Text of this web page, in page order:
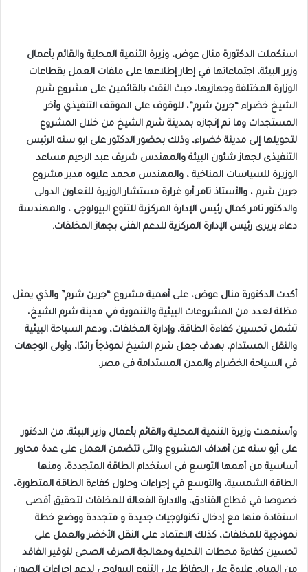
استكملت الدكتورة منال عوض، وزيرة التنمية المحلية والقائم بأعمال
وزير البيئة، اجتماعاتها في إطار إطلاعها على ملفات العمل بقطاعات
الوزارة المختلفة وجهازيها، حيث التقت بالقائمين على مشروع شرم
الشيخ خضراء “جرين شرم”، للوقوف على الموقف التنفيذي وآخر
المستجدات وما تم إنجازه بمدينة شرم الشيخ من خلال المشروع
لتحويلها إلى مدينة خضراء، وذلك بحضور الدكتور على ابو سنه الرئيس
التنفيذى لجهاز شئون البيئة والمهندس شريف عبد الرحيم مساعد
الوزيرة للسياسات المناخية ، والمهندس محمد عليوه مدير مشروع
جرين شرم ، والأستاذ تامر أبو غرارة مستشار الوزيرة للتعاون الدولى
والدكتور تامر كمال رئيس الإدارة المركزية للتنوع البيولوجى ، والمهندسة
دعاء بربرى رئيس الإدارة المركزية للدعم الفنى بجهاز المخلفات.
أكدت الدكتورة منال عوض، على أهمية مشروع “جرين شرم” والذي يمثل
مظلة لعدد من المشروعات البيئية والتنموية في مدينة شرم الشيخ،
تشمل تحسين كفاءة الطاقة، وإدارة المخلفات، ودعم السياحة البيئية
والنقل المستدام، بهدف جعل شرم الشيخ نموذجاً رائدًا، وأولى الوجهات
في السياحة الخضراء والمدن المستدامة فى مصر.
وأستمعت وزيرة التنمية المحلية والقائم بأعمال وزير البيئة، من الدكتور
على أبو سنه عن أهداف المشروع والتى تتضمن العمل على عدة محاور
أساسية من أهمها التوسع في استخدام الطاقة المتجددة، ومنها
الطاقة الشمسية، والتوسع في إجراءات وحلول كفاءة الطاقة المتطورة،
خصوصا في قطاع الفنادق، والادارة الفعالة للمخلفات لتحقيق أقصى
استفادة منها مع إدخال تكنولوجيات جديدة و متجددة ووضع خطة
نموذجية للمخلفات، كذلك الاعتماد على النقل الأخضر والعمل على
تحسين كفاءة محطات التحلية ومعالجة الصرف الصحى لتوفير الفاقد